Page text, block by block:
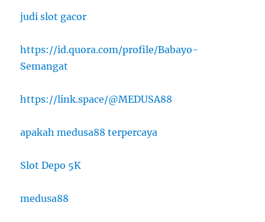
judi slot gacor
https://id.quora.com/profile/Babayo-
Semangat
https://link.space/@MEDUSA88
apakah medusa88 terpercaya
Slot Depo 5K
medusa88